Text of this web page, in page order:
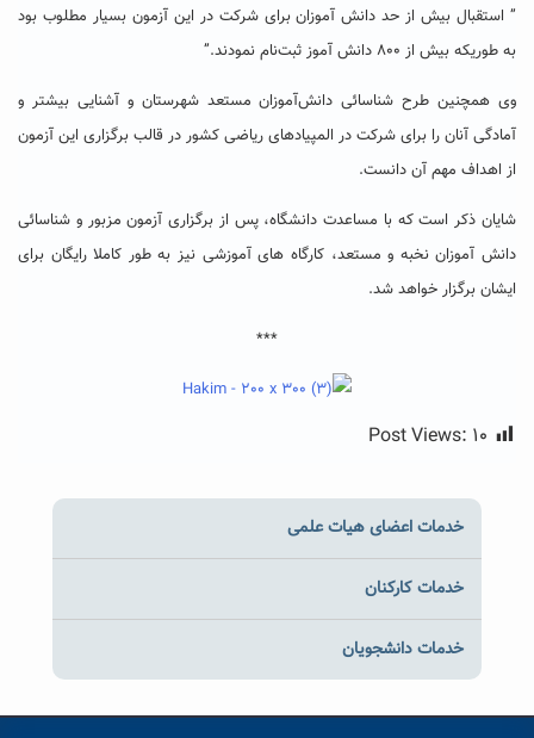
” استقبال بیش از حد دانش آموزان برای شرکت در این آزمون بسیار مطلوب بود
به طوریکه بیش از ۸۰۰ دانش آموز ثبت‌نام نمودند.”
وی همچنین طرح شناسائی دانش‌آموزان مستعد شهرستان و آشنایی بیشتر و
آمادگی آنان را برای شرکت در المپیادهای ریاضی کشور در قالب برگزاری این آزمون
از اهداف مهم آن دانست.
شایان ذکر است که با مساعدت دانشگاه، پس از برگزاری آزمون مزبور و شناسائی
دانش آموزان نخبه و مستعد، کارگاه های آموزشی نیز به طور کاملا رایگان برای
ایشان برگزار خواهد شد.
***
Post Views: ۱۰
خدمات اعضای هیات علمی
خدمات کارکنان
خدمات دانشجویان